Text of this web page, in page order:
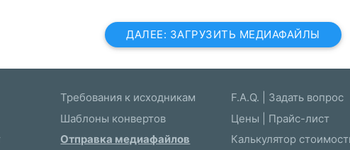
ДАЛЕЕ: ЗАГРУЗИТЬ МЕДИАФАЙЛЫ
Требования к исходникам
Шаблоны конвертов
Отправка медиафайлов
F.A.Q. | Задать вопрос
Цены | Прайс-лист
Калькулятор